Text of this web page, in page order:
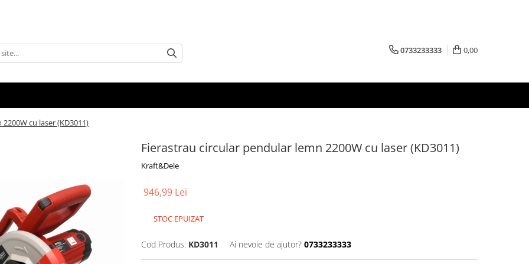
0733233333 0,00
cu laser (KD3011)
Fierastrau circular pendular lemn 2200W cu laser (KD3011)
Kraft&Dele
946,99 Lei
STOC EPUIZAT
Cod Produs: KD3011 Ai nevoie de ajutor? 0733233333